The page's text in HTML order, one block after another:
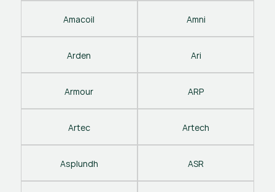
Amacoil Amni
Arden Ari
Armour ARP
Artec Artech
Asplundh ASR